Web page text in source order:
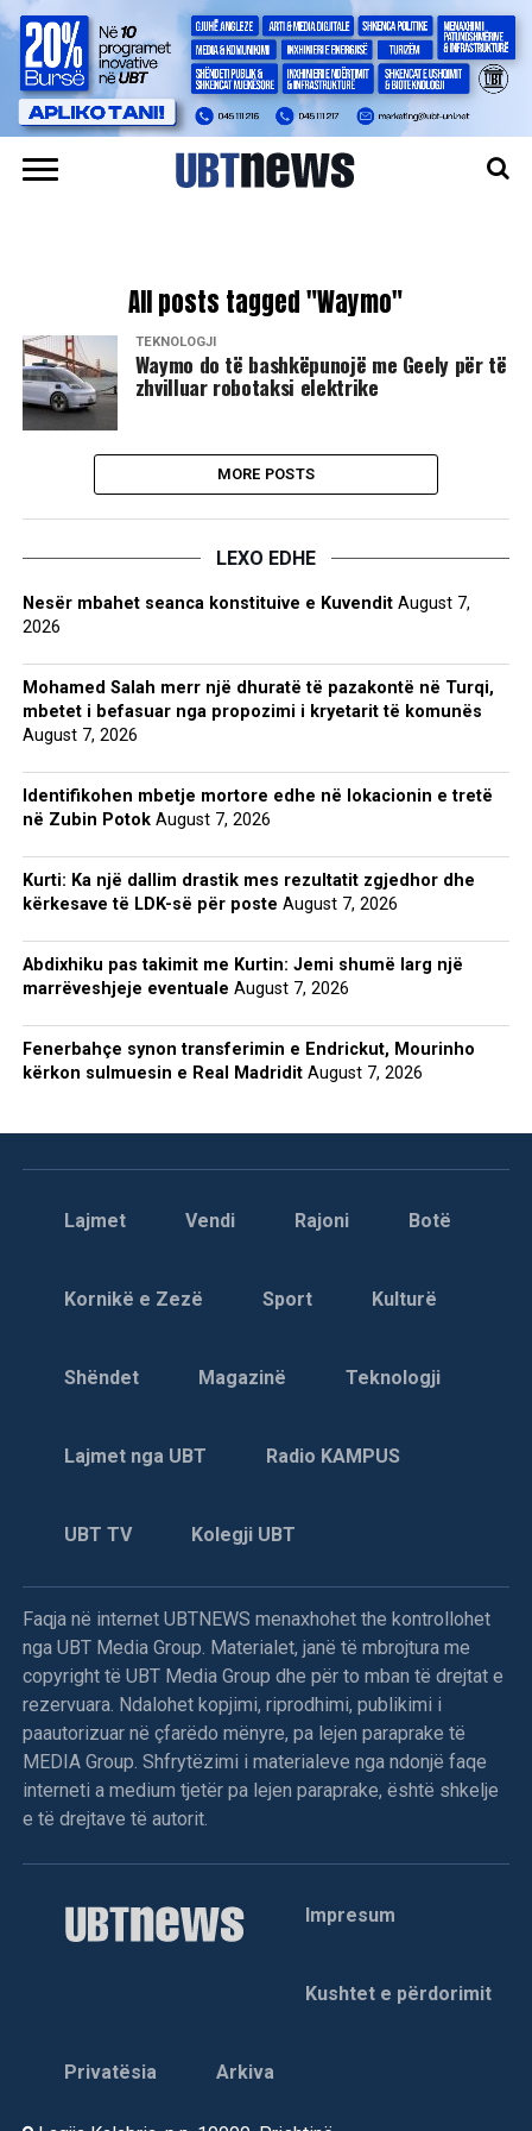
All posts tagged "Waymo"
TEKNOLOGJI
Waymo do të bashkëpunojë me Geely për të
zhvilluar robotaksi elektrike
MORE POSTS
LEXO EDHE
Nesër mbahet seanca konstituive e Kuvendit August 7,
2026
Mohamed Salah merr një dhuratë të pazakontë në Turqi,
mbetet i befasuar nga propozimi i kryetarit të komunës
August 7, 2026
Identifikohen mbetje mortore edhe në lokacionin e tretë
në Zubin Potok August 7, 2026
Kurti: Ka një dallim drastik mes rezultatit zgjedhor dhe
kërkesave të LDK-së për poste August 7, 2026
Abdixhiku pas takimit me Kurtin: Jemi shumë larg një
marrëveshjeje eventuale August 7, 2026
Fenerbahçe synon transferimin e Endrickut, Mourinho
kërkon sulmuesin e Real Madridit August 7, 2026
Lajmet Vendi Rajoni Botë
Kornikë e Zezë Sport Kulturë
Shëndet Magazinë Teknologji
Lajmet nga UBT Radio KAMPUS
UBT TV Kolegji UBT
Faqja në internet UBTNEWS menaxhohet the kontrollohet
nga UBT Media Group. Materialet, janë të mbrojtura me
copyright të UBT Media Group dhe për to mban të drejtat e
rezervuara. Ndalohet kopjimi, riprodhimi, publikimi i
paautorizuar në çfarëdo mënyre, pa lejen paraprake të
MEDIA Group. Shfrytëzimi i materialeve nga ndonjë faqe
interneti a medium tjetër pa lejen paraprake, është shkelje
e të drejtave të autorit.
Impresum
Kushtet e përdorimit
Privatësia Arkiva